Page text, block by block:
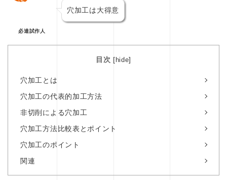
必達試作人
穴加工は大得意
目次 [ hide]
穴加工とは
穴加工の代表的加工方法
非切削による穴加工
穴加工方法比較表とポイント
穴加工のポイント
関連